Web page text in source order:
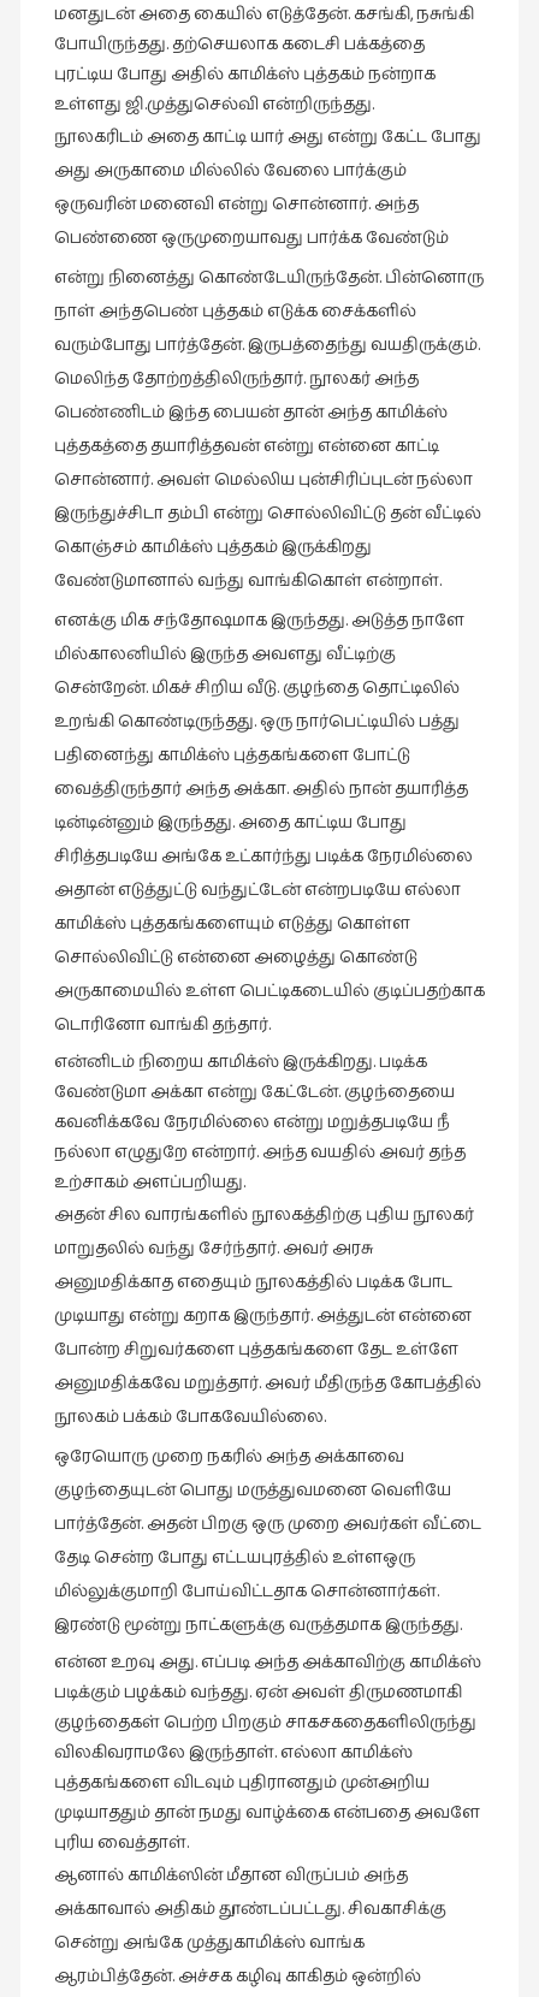
மனதுடன் அதை கையில் எடுத்தேன். கசங்கி, நசுங்கி
போயிருந்தது. தற்செயலாக கடைசி பக்கத்தை
புரட்டிய போது அதில் காமிக்ஸ் புத்தகம் நன்றாக
உள்ளது ஜி.முத்துசெல்வி என்றிருந்தது.
நூலகரிடம் அதை காட்டி யார் அது என்று கேட்ட போது
அது அருகாமை மில்லில் வேலை பார்க்கும்
ஒருவரின் மனைவி என்று சொன்னார். அந்த
பெண்ணை ஒருமுறையாவது பார்க்க வேண்டும்
என்று நினைத்து கொண்டேயிருந்தேன். பின்னொரு
நாள் அந்தபெண் புத்தகம் எடுக்க சைக்களில்
வரும்போது பார்த்தேன். இருபத்தைந்து வயதிருக்கும்.
மெலிந்த தோற்றத்திலிருந்தார். நூலகர் அந்த
பெண்ணிடம் இந்த பையன் தான் அந்த காமிக்ஸ்
புத்தகத்தை தயாரித்தவன் என்று என்னை காட்டி
சொன்னார். அவள் மெல்லிய புன்சிரிப்புடன் நல்லா
இருந்துச்சிடா தம்பி என்று சொல்லிவிட்டு தன் வீட்டில்
கொஞ்சம் காமிக்ஸ் புத்தகம் இருக்கிறது
வேண்டுமானால் வந்து வாங்கிகொள் என்றாள்.
எனக்கு மிக சந்தோஷமாக இருந்தது. அடுத்த நாளே
மில்காலனியில் இருந்த அவளது வீட்டிற்கு
சென்றேன். மிகச் சிறிய வீடு. குழந்தை தொட்டிலில்
உறங்கி கொண்டிருந்தது. ஒரு நார்பெட்டியில் பத்து
பதினைந்து காமிக்ஸ் புத்தகங்களை போட்டு
வைத்திருந்தார் அந்த அக்கா. அதில் நான் தயாரித்த
டின்டின்னும் இருந்தது. அதை காட்டிய போது
சிரித்தபடியே அங்கே உட்கார்ந்து படிக்க நேரமில்லை
அதான் எடுத்துட்டு வந்துட்டேன் என்றபடியே எல்லா
காமிக்ஸ் புத்தகங்களையும் எடுத்து கொள்ள
சொல்லிவிட்டு என்னை அழைத்து கொண்டு
அருகாமையில் உள்ள பெட்டிகடையில் குடிப்பதற்காக
டொரினோ வாங்கி தந்தார்.
என்னிடம் நிறைய காமிக்ஸ் இருக்கிறது. படிக்க
வேண்டுமா அக்கா என்று கேட்டேன். குழந்தையை
கவனிக்கவே நேரமில்லை என்று மறுத்தபடியே நீ
நல்லா எழுதுறே என்றார். அந்த வயதில் அவர் தந்த
உற்சாகம் அளப்பறியது.
அதன் சில வாரங்களில் நூலகத்திற்கு புதிய நூலகர்
மாறுதலில் வந்து சேர்ந்தார். அவர் அரசு
அனுமதிக்காத எதையும் நூலகத்தில் படிக்க போட
முடியாது என்று கறாக இருந்தார். அத்துடன் என்னை
போன்ற சிறுவர்களை புத்தகங்களை தேட உள்ளே
அனுமதிக்கவே மறுத்தார். அவர் மீதிருந்த கோபத்தில்
நூலகம் பக்கம் போகவேயில்லை.
ஒரேயொரு முறை நகரில் அந்த அக்காவை
குழந்தையுடன் பொது மருத்துவமனை வெளியே
பார்த்தேன். அதன் பிறகு ஒரு முறை அவர்கள் வீட்டை
தேடி சென்ற போது எட்டயபுரத்தில்உள்ளஒரு
மில்லுக்குமாறி போய்விட்டதாக சொன்னார்கள்.
இரண்டு மூன்று நாட்களுக்கு வருத்தமாக இருந்தது.
என்ன உறவு அது. எப்படி அந்த அக்காவிற்கு காமிக்ஸ்
படிக்கும் பழக்கம் வந்தது. ஏன் அவள் திருமணமாகி
குழந்தைகள் பெற்ற பிறகும் சாகசகதைகளிலிருந்து
விலகிவராமலே இருந்தாள். எல்லா காமிக்ஸ்
புத்தகங்களை விடவும் புதிரானதும் முன்அறிய
முடியாததும் தான் நமது வாழ்க்கை என்பதை அவளே
புரிய வைத்தாள்.
ஆனால் காமிக்ஸின் மீதான விருப்பம் அந்த
அக்காவால் அதிகம் தூண்டப்பட்டது. சிவகாசிக்கு
சென்று அங்கே முத்துகாமிக்ஸ் வாங்க
ஆரம்பித்தேன். அச்சக கழிவு காகிதம் ஒன்றில்